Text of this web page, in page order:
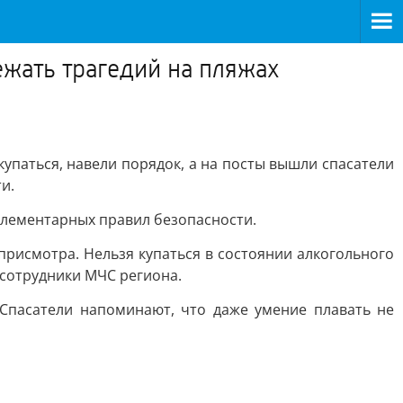
трагедий на пляжах
навели порядок, а на посты вышли спасатели
правил безопасности.
Нельзя купаться в состоянии алкогольного
МЧС региона.
напоминают, что даже умение плавать не